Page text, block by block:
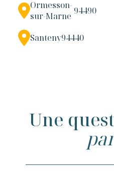
Ormesson-
sur-Marne 94490
Santeny94440
Une